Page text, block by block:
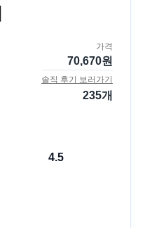
가격
70,670원
솔직 후기 보러가기
235개
4.5